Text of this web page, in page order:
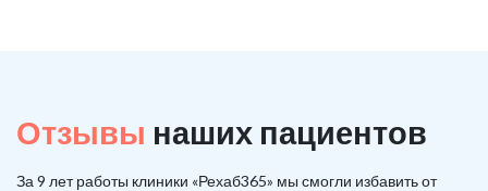
Отзывы наших пациентов
За 9 лет работы клиники «Рехаб365» мы смогли избавить от